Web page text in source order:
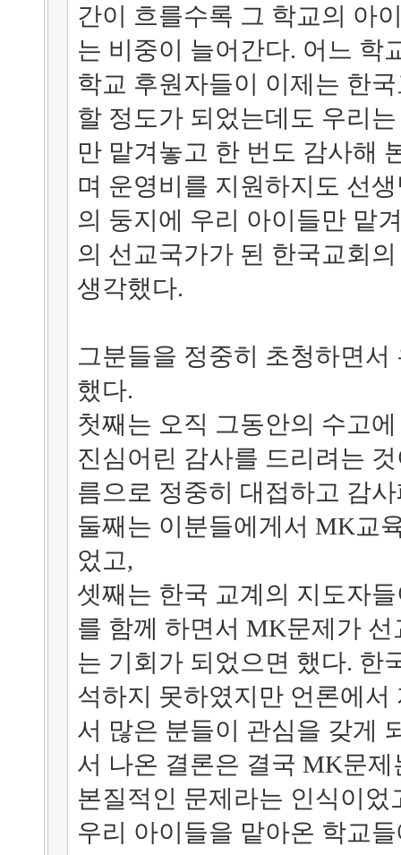
간이 흐를수록 그 학교의 아
는 비중이 늘어간다. 어느 학
학교 후원자들이 이제는 한
할 정도가 되었는데도 우리
만 맡겨놓고 한 번도 감사해
며 운영비를 지원하지도 선
의 둥지에 우리 아이들만 맡
의 선교국가가 된 한국교회
생각했다.
그분들을 정중히 초청하면
했다.
첫째는 오직 그동안의 수고
진심어린 감사를 드리려는
름으로 정중히 대접하고 감
둘째는 이분들에게서 MK교
었고,
셋째는 한국 교계의 지도자
를 함께 하면서 MK문제가
는 기회가 되었으면 했다. 한
석하지 못하였지만 언론에
서 많은 분들이 관심을 갖게
서 나온 결론은 결국 MK문
본질적인 문제라는 인식이
우리 아이들을 맡아온 학교